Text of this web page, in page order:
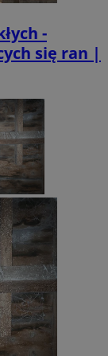
-
się ran |